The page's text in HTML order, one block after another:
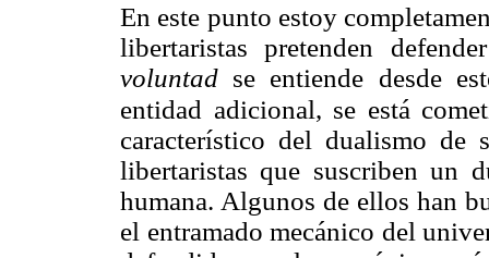
En este punto estoy
libertaristas pretenden
voluntad se entiende desde
entidad adicional, se está
característico del dualismo de
libertaristas que suscriben un
humana. Algunos de ellos han
el entramado mecánico del